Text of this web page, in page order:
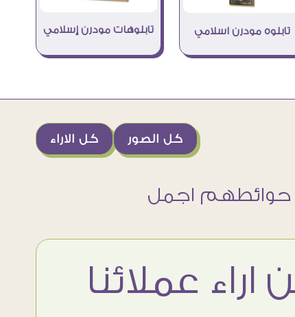
تابلوه مودرن اسلامي تابلوهات مودرن إسلامي
كل الاراء كل الصور